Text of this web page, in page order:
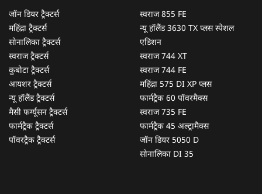
जॉन डियर ट्रैक्टर्स
महिंद्रा ट्रैक्टर्स
सोनालिका ट्रैक्टर्स
स्वराज ट्रैक्टर्स
कुबोटा ट्रैक्टर्स
आयशर ट्रैक्टर्स
न्यू हॉलैंड ट्रैक्टर्स
मैसी फर्ग्यूसन ट्रैक्टर्स
फार्मट्रैक ट्रैक्टर्स
पॉवरट्रैक ट्रैक्टर्स
स्वराज 855 FE
न्यू हॉलैंड 3630 TX प्लस स्पेशल
एडिशन
स्वराज 744 XT
स्वराज 744 FE
महिंद्रा 575 DI XP प्लस
फार्मट्रैक 60 पॉवरमैक्स
स्वराज 735 FE
फार्मट्रैक 45 अल्ट्रामैक्स
जॉन डियर 5050 D
सोनालिका DI 35